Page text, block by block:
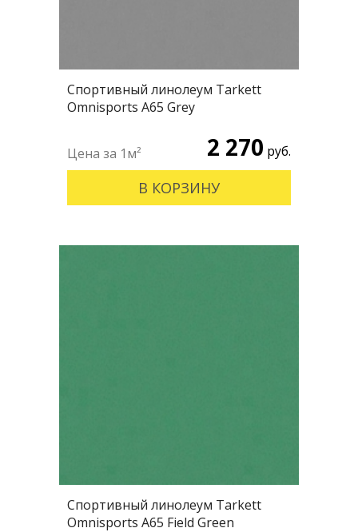
Спортивный линолеум Tarkett
Omnisports А65 Grey
2 270 руб.
В КОРЗИНУ
Спортивный линолеум Tarkett
Omnisports А65 Field Green